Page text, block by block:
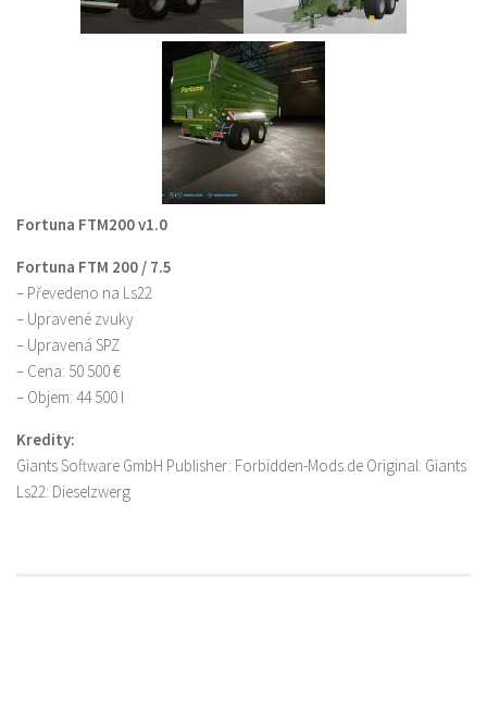
Fortuna FTM200 v1.0
Fortuna FTM 200 / 7.5
– Převedeno na Ls22
– Upravené zvuky
– Upravená SPZ
– Cena: 50 500 €
– Objem: 44 500 l
Kredity:
Giants Software GmbH Publisher: Forbidden-Mods.de Original: Giants
Ls22: Dieselzwerg